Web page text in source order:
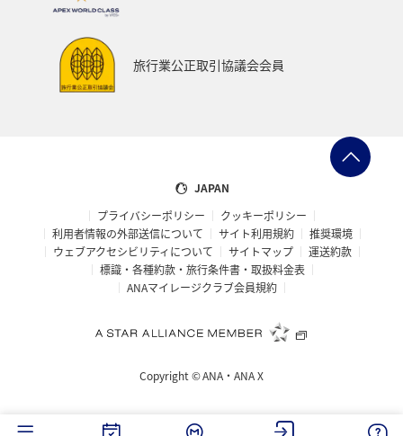
旅行業公正取引協議会会員
JAPAN
プライバシーポリシー
クッキーポリシー
利用者情報の外部送信について
サイト利用規約
推奨環境
ウェブアクセシビリティについて
サイトマップ
運送約款
標識・各種約款・旅行条件書・取扱料金表
ANAマイレージクラブ会員規約
Copyright ©ANA・ANA X